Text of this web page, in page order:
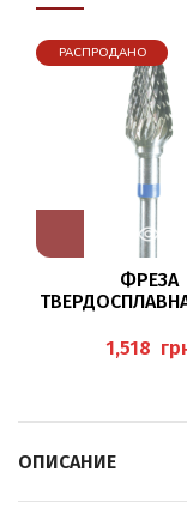
РАСПРОДАНО
ФРЕЗА
ОПИСАНИЕ